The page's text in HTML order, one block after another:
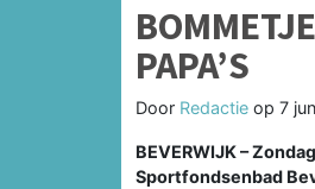
PAPA’S
Door Redactie op 7
BEVERWIJK –
Sportfondsenbad